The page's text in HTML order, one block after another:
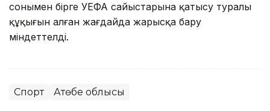
сонымен бірге УЕФА сайыстарына қатысу туралы
құқығын алған жағдайда жарысқа бару
міндеттелді.
Спорт Ақтөбе облысы